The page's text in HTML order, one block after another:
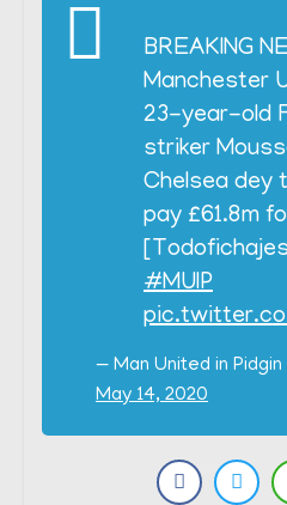
BREAKING
Manchester
23-year-old
striker
Chelsea dey
pay £61.8m
#MUIP
— Man United in
May 14, 2020